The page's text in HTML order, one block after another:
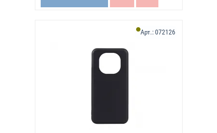
Арт.:072126